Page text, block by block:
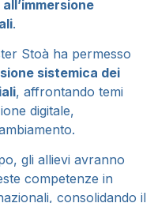
.
Stoà ha permesso
sistemica dei
, affrontando temi
digitale,
gli allievi avranno
competenze in
consolidando il